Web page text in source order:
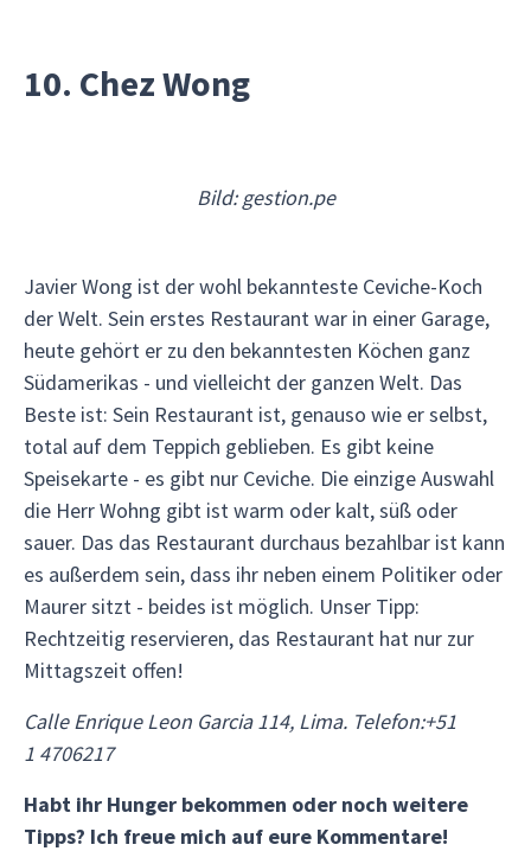
10. Chez Wong
Bild: gestion.pe
Javier Wong ist der wohl bekannteste Ceviche-Koch
der Welt. Sein erstes Restaurant war in einer Garage,
heute gehört er zu den bekanntesten Köchen ganz
Südamerikas - und vielleicht der ganzen Welt. Das
Beste ist: Sein Restaurant ist, genauso wie er selbst,
total auf dem Teppich geblieben. Es gibt keine
Speisekarte - es gibt nur Ceviche. Die einzige Auswahl
die Herr Wohng gibt ist warm oder kalt, süß oder
sauer. Das das Restaurant durchaus bezahlbar ist kann
es außerdem sein, dass ihr neben einem Politiker oder
Maurer sitzt - beides ist möglich. Unser Tipp:
Rechtzeitig reservieren, das Restaurant hat nur zur
Mittagszeit offen!
Calle Enrique Leon Garcia 114, Lima. Telefon:+51
1 4706217
Habt ihr Hunger bekommen oder noch weitere
Tipps? Ich freue mich auf eure Kommentare!